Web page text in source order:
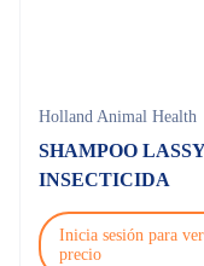
Holland Animal Health
SHAMPOO LASSY
INSECTICIDA
Inicia sesión para
precio